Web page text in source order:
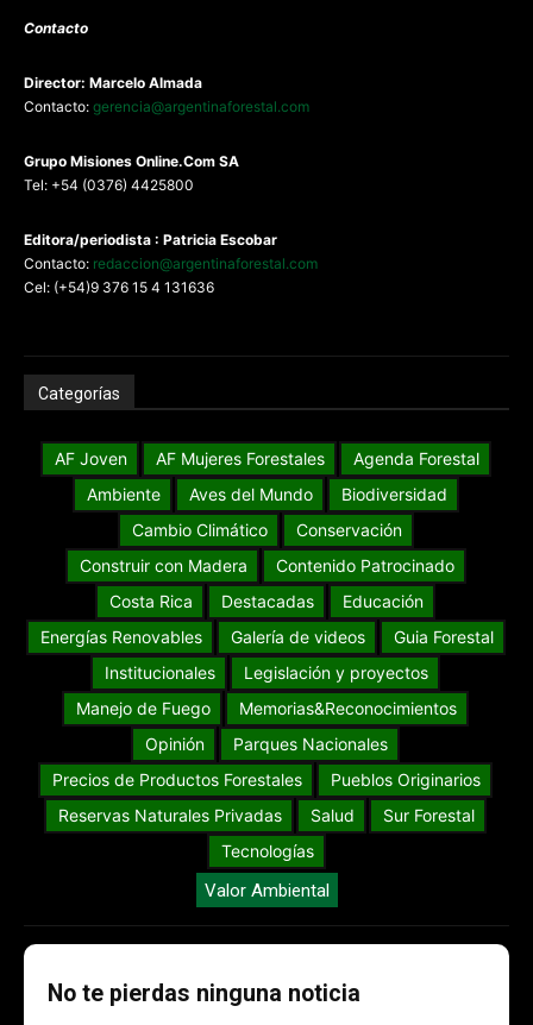
Contacto
Director: Marcelo Almada
Contacto: gerencia@argentinaforestal.com
Grupo Misiones Online.Com SA
Tel: +54 (0376) 4425800
Editora/periodista : Patricia Escobar
Contacto: redaccion@argentinaforestal.com
Cel: (+54)9 376 15 4 131636
Categorías
AF Joven AF Mujeres Forestales
Agenda Forestal
Ambiente
Aves del Mundo
Biodiversidad
Cambio Climático
Conservación
Construir con Madera
Contenido Patrocinado
Costa Rica
Destacadas
Educación
Energías Renovables
Galería de videos
Guia Forestal
Institucionales
Legislación y proyectos
Manejo de Fuego
Memorias&Reconocimientos
Opinión
Parques Nacionales
Precios de Productos Forestales
Pueblos Originarios
Reservas Naturales Privadas
Salud
Sur Forestal
Tecnologías
Valor Ambiental
No te pierdas ninguna noticia